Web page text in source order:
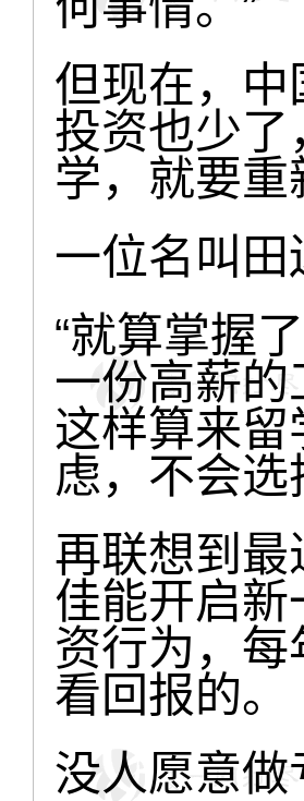
但现在，
投资也少
学，就要
一位名叫
“就算掌握
一份高薪
这样算来
虑，不会选
再联想到
佳能开启
资行为，
看回报的。
没人愿意